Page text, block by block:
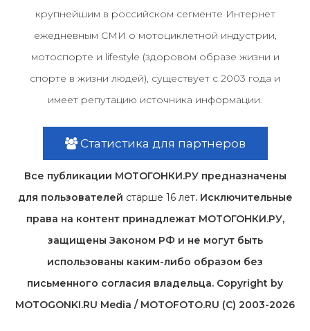
крупнейшим в российском сегменте Интернет
ежедневным СМИ о мотоциклетной индустрии,
мотоспорте и lifestyle (здоровом образе жизни и
спорте в жизни людей), существует с 2003 года и
имеет репутацию источника информации.
Статистика для партнеров
Все публикации МОТОГОНКИ.РУ предназначены
для пользователей старше 16 лет. Исключительные
права на контент принадлежат МОТОГОНКИ.РУ,
защищены Законом РФ и не могут быть
использованы каким-либо образом без
письменного согласия владельца. Copyright by
MOTOGONKI.RU Media / MOTOFOTO.RU (C) 2003-2026